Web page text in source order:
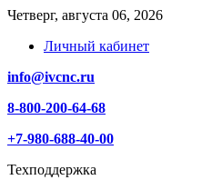
Четверг, августа 06, 2026
Личный кабинет
info@ivcnc.ru
8-800-200-64-68
+7-980-688-40-00
Техподдержка